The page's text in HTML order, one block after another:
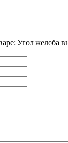
Угол желоба